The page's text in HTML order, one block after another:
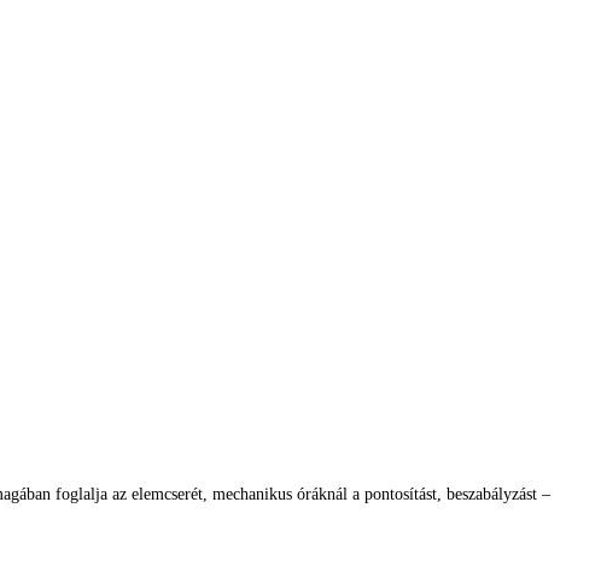
foglalja az elemcserét, mechanikus óráknál a pontosítást, beszabályzást –